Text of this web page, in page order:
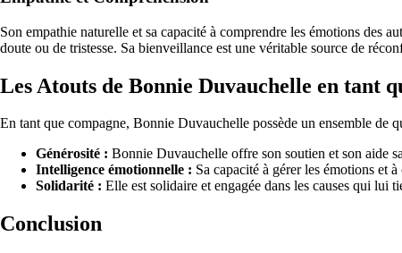
Son empathie naturelle et sa capacité à comprendre les émotions des
doute ou de tristesse. Sa bienveillance est une véritable source de
Les Atouts de Bonnie Duvauchelle en tant
En tant que compagne, Bonnie Duvauchelle possède un ensemble de
Générosité : Bonnie Duvauchelle offre son soutien et son aide
Intelligence émotionnelle : Sa capacité à gérer les émotions et
Solidarité : Elle est solidaire et engagée dans les causes qui lui
Conclusion